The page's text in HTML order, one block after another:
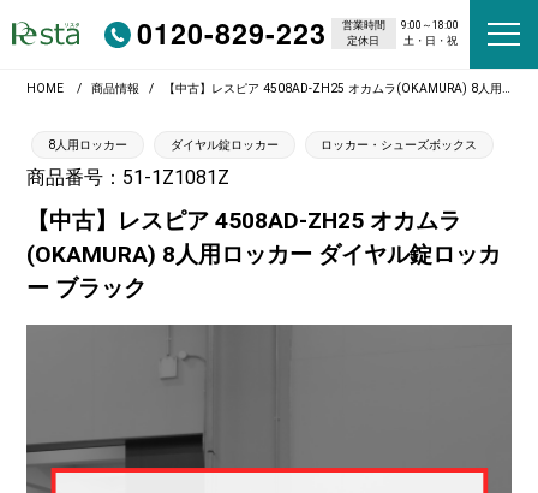
0120-829-223 営業時間
9:00～18:00
定休日
土・日・祝
HOME 商品情報 【中古】レスピア 4508AD-ZH25 オカムラ(OKAMURA) 8人用ロッカー ダイヤル錠ロッカー ブラック
8人用ロッカー ダイヤル錠ロッカー ロッカー・シューズボックス
商品番号：51-1Z1081Z
【中古】レスピア 4508AD-ZH25 オカムラ
(OKAMURA) 8人用ロッカー ダイヤル錠ロッカ
ー ブラック